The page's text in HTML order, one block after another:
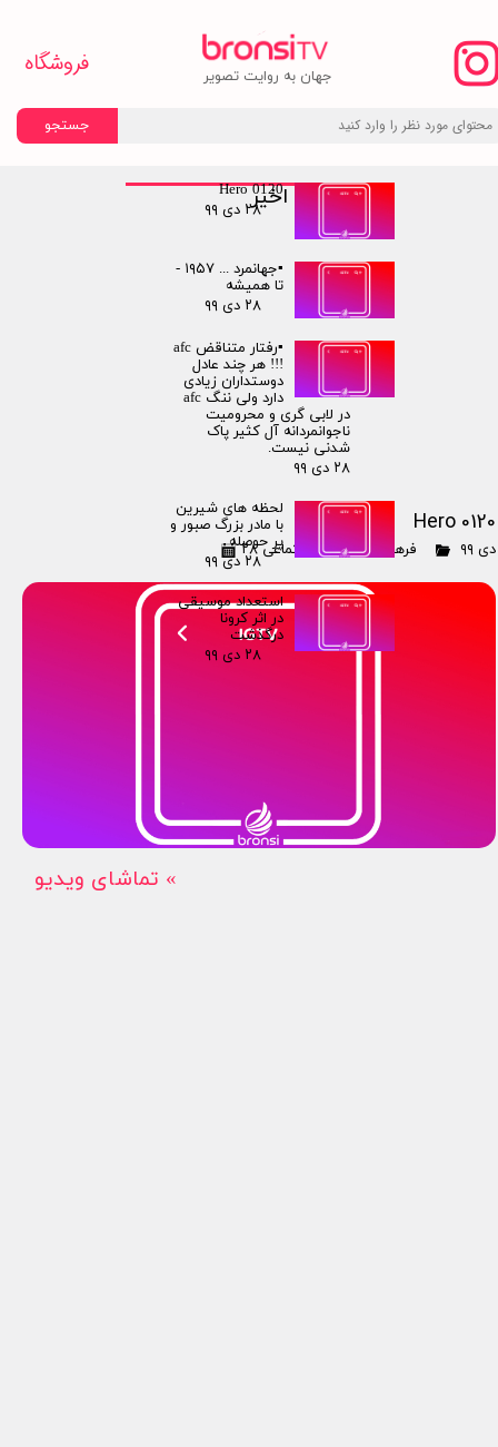
​جهان به روایت تصویر
جستجو
فروشگاه
Hero 0120
۲۸ دی ۹۹ فرهنگی،هنری،اجتماعی
تماشای ویدیو «
نوشته های اخیرHero 0120
۲۸ دی ۹۹
▪️جهانمرد ... ۱۹۵۷ -
تا همیشه
۲۸ دی ۹۹
▪️رفتار متناقض afc
!!! هر چند عادل
دوستداران زیادی
دارد ولی ننگ afc
در لابی گری و محرومیت
ناجوانمردانه آل کثیر پاک
شدنی نیست.
۲۸ دی ۹۹
لحظه های شیرین
با مادر بزرگ صبور و
پر حوصله
۲۸ دی ۹۹
استعداد موسیقی
در اثر کرونا
درگذشت
۲۸ دی ۹۹